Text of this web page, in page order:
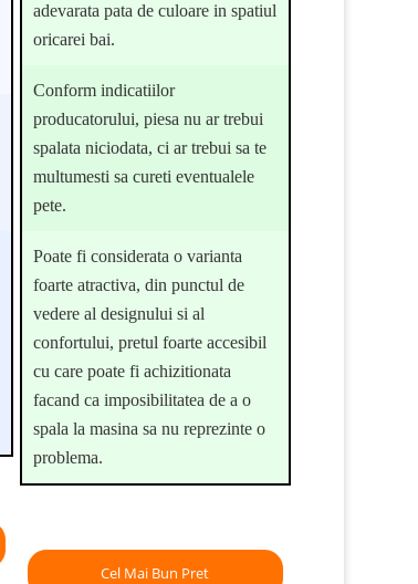
adevarata pata de culoare in spatiul
oricarei bai.
Conform indicatiilor
producatorului, piesa nu ar trebui
spalata niciodata, ci ar trebui sa te
multumesti sa cureti eventualele
pete.
Poate fi considerata o varianta
foarte atractiva, din punctul de
vedere al designului si al
confortului, pretul foarte accesibil
cu care poate fi achizitionata
facand ca imposibilitatea de a o
spala la masina sa nu reprezinte o
problema.
Cel Mai Bun Pret